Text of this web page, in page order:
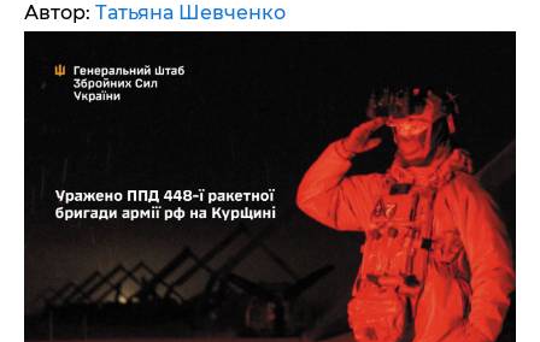
Автор: Татьяна Шевченко